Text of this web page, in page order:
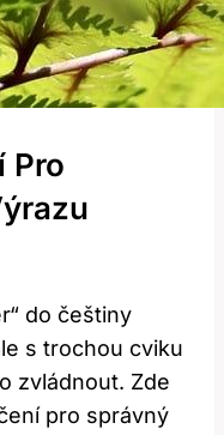
Pro
do češtiny
s trochou cviku
zvládnout. Zde
pro správný